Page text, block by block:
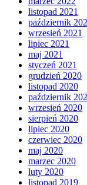
listopad 2021
październik
wrzesień 2021
lipiec 2021
maj 2021
styczeń 2021
grudzień 2020
listopad 2020
październik
wrzesień 2020
sierpień 2020
lipiec 2020
czerwiec 2020
maj 2020
marzec 2020
luty 2020
listopad 2019